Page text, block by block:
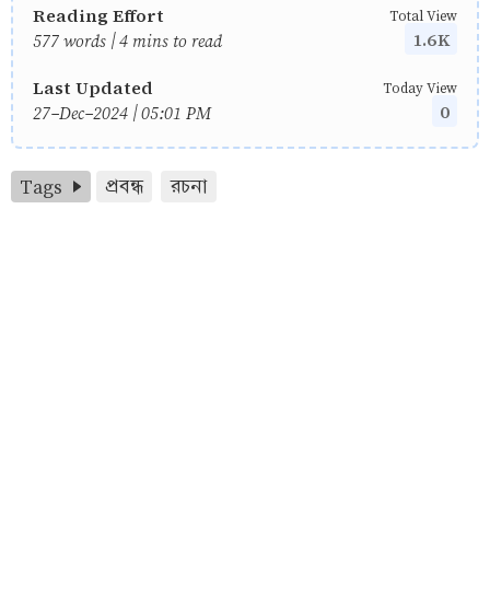
Reading Effort
577 words | 4 mins to read
Total View
1.6K
Last Updated
27-Dec-2024 | 05:01 PM
Today View
0
Tags প্রবন্ধ রচনা